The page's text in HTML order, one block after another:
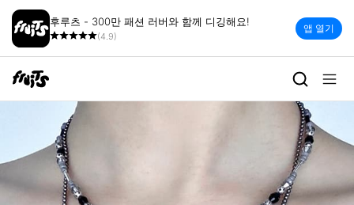
후루츠 - 300만 패션 러버와 함께 디깅해요!
(4.9)
앱 열기